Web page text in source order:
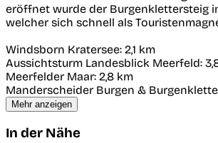
eröffnet wurde der Burgenklettersteig
welcher sich schnell als
Windsborn Kratersee: 2,1 km
Aussichtsturm Landesblick Meerfeld:
Meerfelder Maar: 2,8 km
Manderscheider Burgen &
Mehr anzeigen
In der Nähe